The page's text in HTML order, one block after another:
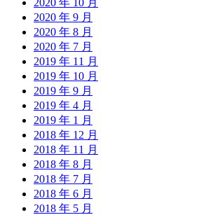
2020 年 9 月
2020 年 8 月
2020 年 7 月
2019 年 11 月
2019 年 10 月
2019 年 9 月
2019 年 4 月
2019 年 1 月
2018 年 12 月
2018 年 11 月
2018 年 8 月
2018 年 7 月
2018 年 6 月
2018 年 5 月